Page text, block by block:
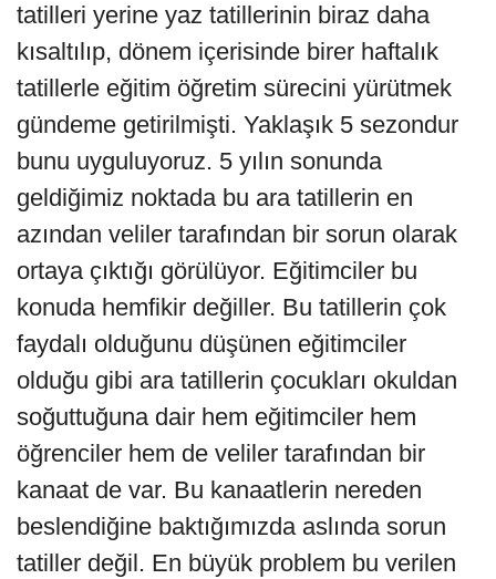
tatilleri yerine yaz tatillerinin biraz daha
kısaltılıp, dönem içerisinde birer haftalık
tatillerle eğitim öğretim sürecini yürütmek
gündeme getirilmişti. Yaklaşık 5 sezondur
bunu uyguluyoruz. 5 yılın sonunda
geldiğimiz noktada bu ara tatillerin en
azından veliler tarafından bir sorun olarak
ortaya çıktığı görülüyor. Eğitimciler bu
konuda hemfikir değiller. Bu tatillerin çok
faydalı olduğunu düşünen eğitimciler
olduğu gibi ara tatillerin çocukları okuldan
soğuttuğuna dair hem eğitimciler hem
öğrenciler hem de veliler tarafından bir
kanaat de var. Bu kanaatlerin nereden
beslendiğine baktığımızda aslında sorun
tatiller değil. En büyük problem bu verilen